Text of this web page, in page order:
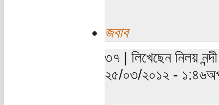
জবাব
৩৭ | লিখেছেন নিলয়
২৫/০৩/২০১২ -